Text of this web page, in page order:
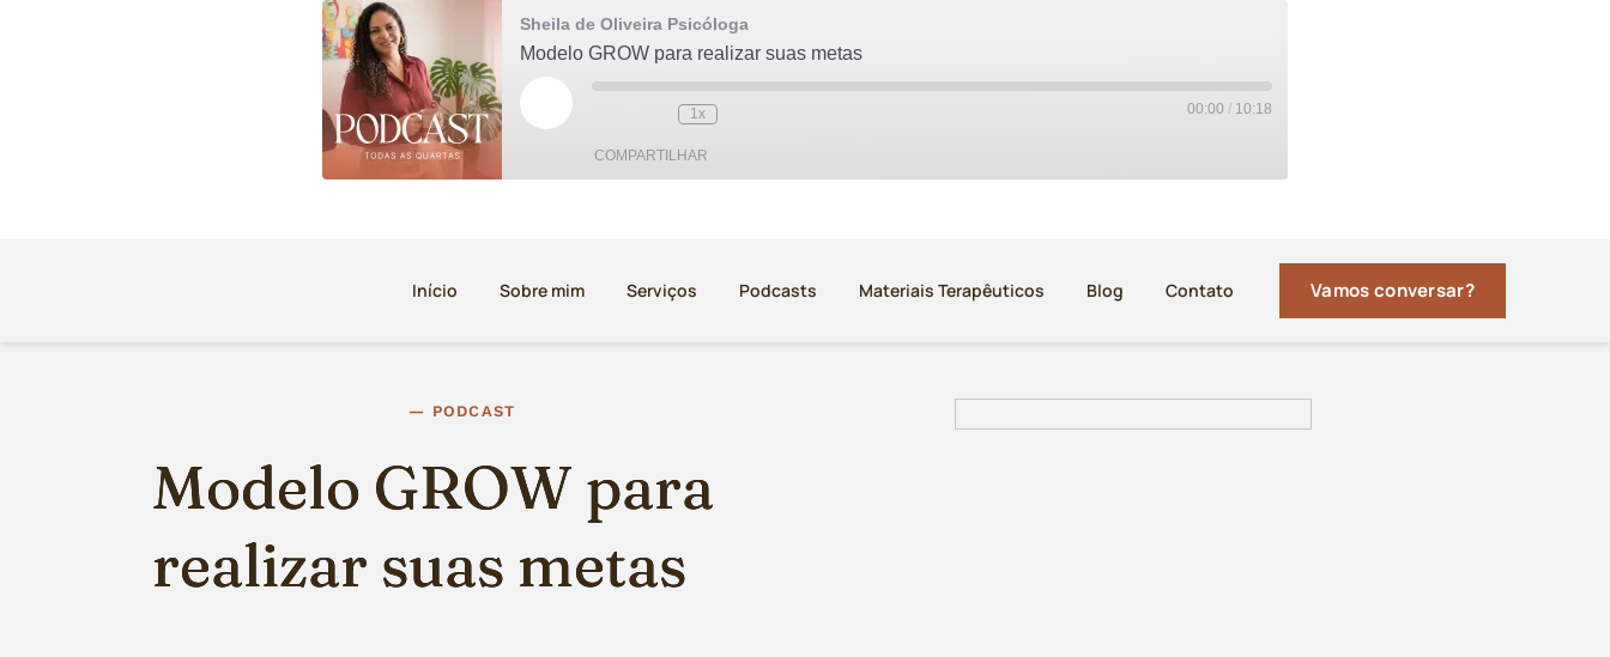
Sheila de Oliveira Psicóloga
Modelo GROW para realizar suas metas
Reproduzir episódio
1x 00:00 / 10:18
COMPARTILHAR
Início Sobre mim Serviços Podcasts Materiais Terapêuticos Blog Contato Vamos conversar?
— PODCAST
Modelo GROW para
realizar suas metas